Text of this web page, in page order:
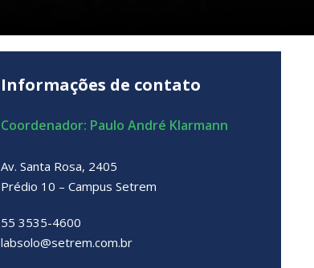
Informações de contato
Coordenador: Paulo André Klarmann
Av. Santa Rosa, 2405
Prédio 10 – Campus Setrem
55 3535-4600
labsolo@setrem.com.br